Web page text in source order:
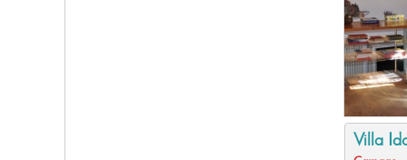
Villa